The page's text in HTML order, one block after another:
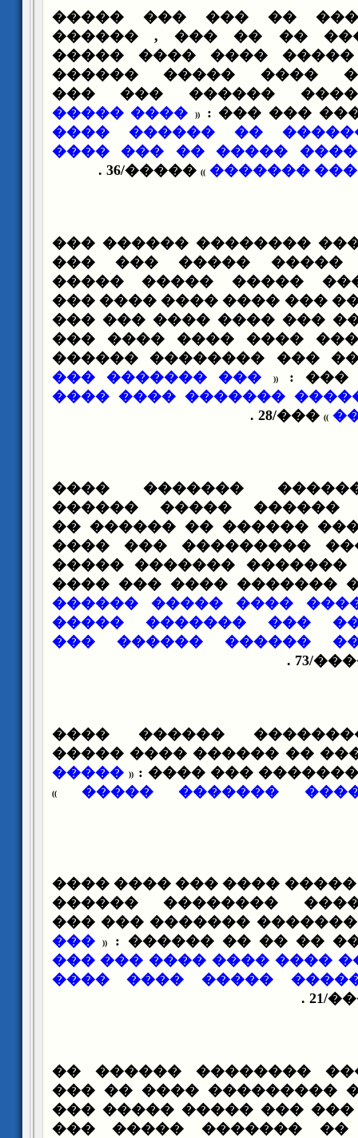
��� ����� ���� ��
������� ������ �� ��
������� ��� �����
������� ���� ����
������� �������
��������
(
(
���� �����
�� �� ��� ������ ��
�������� �������
����� ��
)
)
�����/36 .
��� ��� ���� ���
��� ������� �����
�������� �����
���� ����� ���� ���
��� �� ��� ���� ���
���� ������ ��� ����
����� ���� ��� ���
���
(
(
��� ������� ���
���� ����� ������
)
)
���/28 .
��������� ������
������ ���� ������
������ ��������
������� ������
����� ������ �������
������� ����� �������
�������� ���� �����
������� ����� ���
������ ������
���� ��� ��������
������� ������� ��
����� ����
(
(
�����
����� ��� ����
)
)
��� ������ �� �����
���� ���� ����
������ ���� ��������
���� ��������� ��
(
(
���
��� ��� �� ���� ����
���� ���� ������
�������� �����
����� �������
����� ������ ��� ���
����� ����� ��